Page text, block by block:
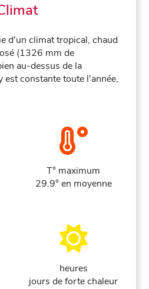
d'un climat tropical, chaud
(1326 mm de
au-dessus de la
est constante toute l'année,
T° maximum
29.9° en moyenne
heures
jours de forte chaleur